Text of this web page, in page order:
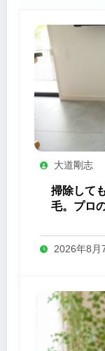
大道剛志
掃除して
毛。プロ
2026年8月